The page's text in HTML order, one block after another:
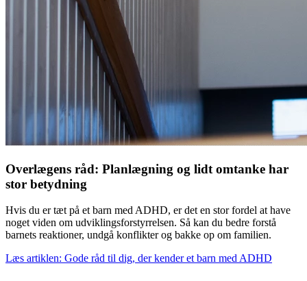
Overlægens råd: Planlægning og lidt omtanke har
stor betydning
Hvis du er tæt på et barn med ADHD, er det en stor fordel at have
noget viden om udviklingsforstyrrelsen. Så kan du bedre forstå
barnets reaktioner, undgå konflikter og bakke op om familien.
Læs artiklen: Gode råd til dig, der kender et barn med ADHD